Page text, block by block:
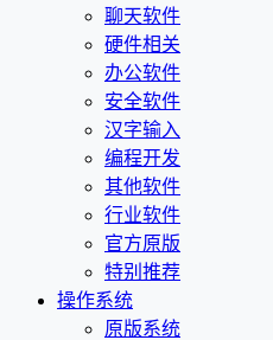
聊天软件
硬件相关
办公软件
安全软件
汉字输入
编程开发
其他软件
行业软件
官方原版
特别推荐
操作系统
原版系统